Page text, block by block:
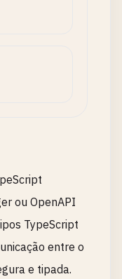
ou OpenAPI
TypeScript
entre o
e tipada.